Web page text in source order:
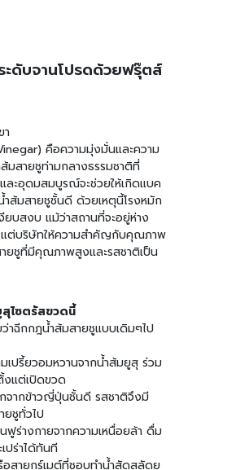
ดับจานโปรดด้วยฟรุ๊ตส์
า
คือความมุ่งมั่นและความ
มสายชูท่ามกลางธรรมชาติที่
ละอุดมสมบูรณ์จะช่วยให้เกิดแบค
ส้มสายชูชั้นดี ด้วยเหตุนี้โรงหมัก
ยบสงบ แม้ว่าสถานที่จะอยู่ห่าง
แต่บริษัทให้ความสำคัญกับคุณภาพ
ยชูที่มีคุณภาพสูงและรสชาติเป็น
ไซตรัสขวดนี้
าฉีกกฎน้ำส้มสายชูแบบเดิมๆไป
ปรี้ยวอมหวานจากน้ำส้มยูสุ ร่วม
งแต่เปิดขวด
จากข้าวญี่ปุ่นชั้นดี รสชาติจึงมี
ยชูทั่วไป
ร่างกายจากความเหนื่อยล้า ดื่ม
ปร่าได้ทันที
อสายกูร์เมต์ที่ชอบทำน้ำสัดสลัดยู